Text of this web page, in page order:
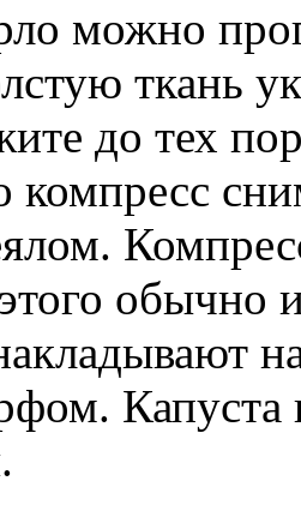
можно
ткань
до тех
компресс
обычно
Капуста